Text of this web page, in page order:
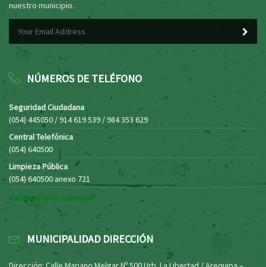
nuestro municipio.
NÚMEROS DE TELÉFONO
Seguridad Ciudadana
(054) 445050 / 914 619 539 / 984 353 629
Central Telefónica
(054) 640500
Limpieza Pública
(054) 640500 anexo 721
Ver directorio municipal
MUNICIPALIDAD DIRECCIÓN